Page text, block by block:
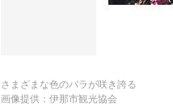
さまざまな色のバラが咲き誇る
画像提供：伊那市観光協会